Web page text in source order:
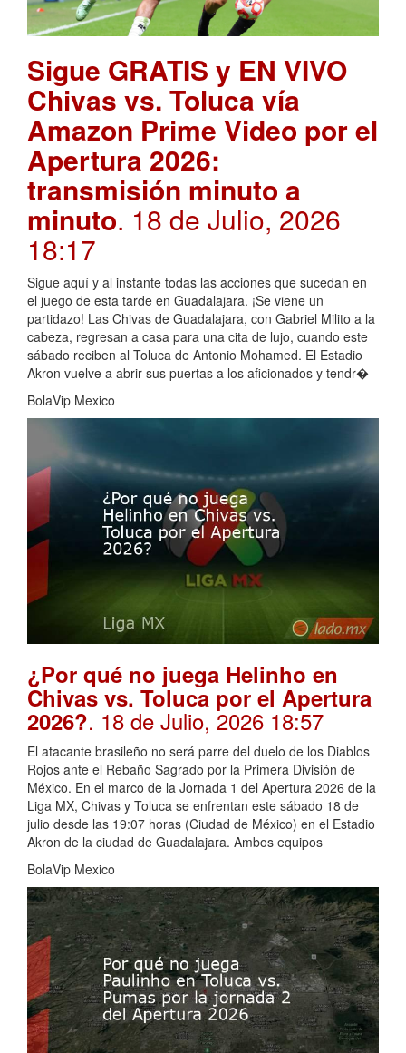
Sigue GRATIS y EN VIVO
Chivas vs. Toluca vía
Amazon Prime Video por el
Apertura 2026:
transmisión minuto a
minuto. 18 de Julio, 2026
18:17
Sigue aquí y al instante todas las acciones que sucedan en
el juego de esta tarde en Guadalajara. ¡Se viene un
partidazo! Las Chivas de Guadalajara, con Gabriel Milito a la
cabeza, regresan a casa para una cita de lujo, cuando este
sábado reciben al Toluca de Antonio Mohamed. El Estadio
Akron vuelve a abrir sus puertas a los aficionados y tendr�
BolaVip Mexico
¿Por qué no juega Helinho en
Chivas vs. Toluca por el Apertura
2026?. 18 de Julio, 2026 18:57
El atacante brasileño no será parre del duelo de los Diablos
Rojos ante el Rebaño Sagrado por la Primera División de
México. En el marco de la Jornada 1 del Apertura 2026 de la
Liga MX, Chivas y Toluca se enfrentan este sábado 18 de
julio desde las 19:07 horas (Ciudad de México) en el Estadio
Akron de la ciudad de Guadalajara. Ambos equipos
BolaVip Mexico